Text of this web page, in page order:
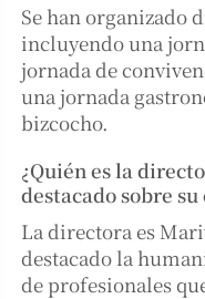
Se han organizado
incluyendo una
jornada de
una jornada
bizcocho.
¿Quién es la
destacado sobre su
La directora es
destacado la
de profesionales